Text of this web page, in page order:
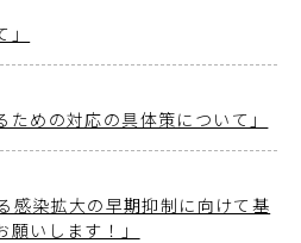
ための対応の具体策について」
感染拡大の早期抑制に向けて基
いします！」